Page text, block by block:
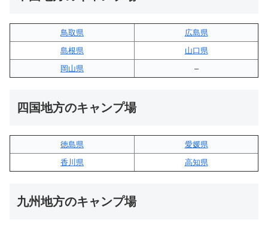
鳥取県
広島県
島根県
山口県
岡山県
–
四国地方のキャンプ場
徳島県
愛媛県
香川県
高知県
九州地方のキャンプ場